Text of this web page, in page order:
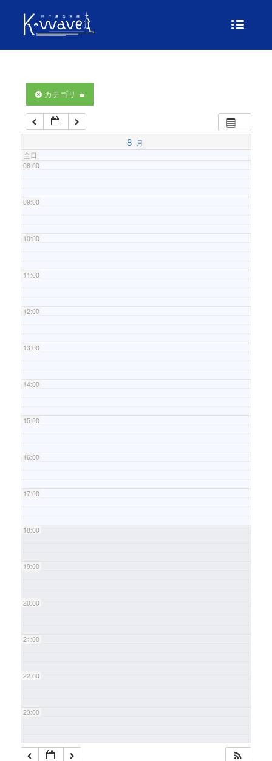
カテゴリ
8 月
全日
04:00
06:00
07:00
08:00
09:00
10:00
11:00
12:00
13:00
14:00
15:00
16:00
17:00
18:00
19:00
20:00
21:00
22:00
23:00